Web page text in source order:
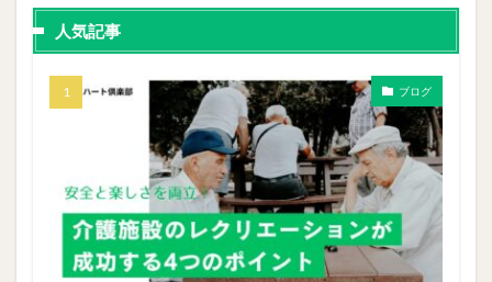
人気記事
ブログ